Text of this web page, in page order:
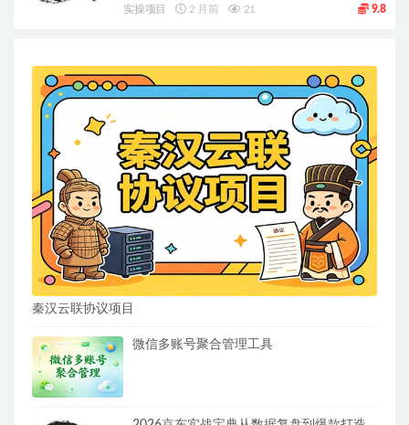
实操项目 2 月前 21 9.8
秦汉云联协议项目
微信多账号聚合管理工具